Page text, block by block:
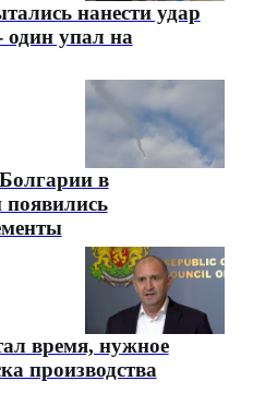
нанести удар
один упал на
в
время, нужное
производства